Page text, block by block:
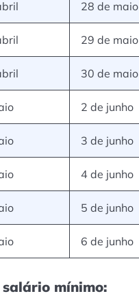
28 de maio
29 de maio
30 de maio
2 de junho
3 de junho
4 de junho
5 de junho
6 de junho
salário mínimo: